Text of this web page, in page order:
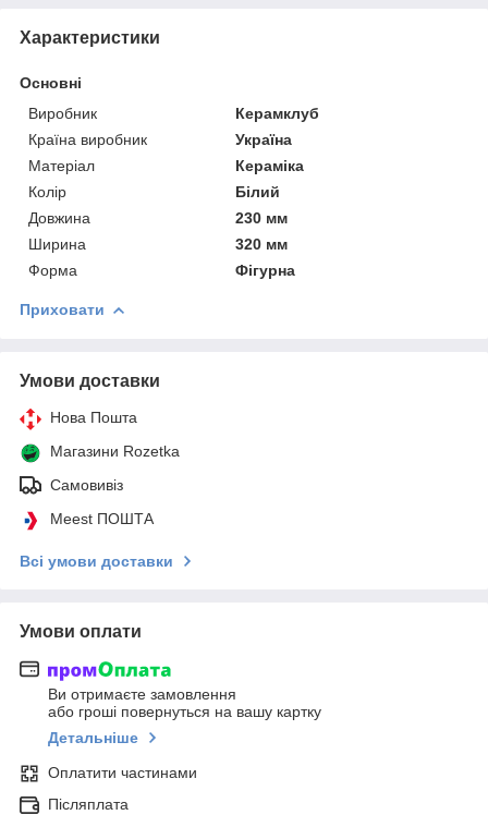
Характеристики
Основні
Виробник
Керамклуб
Країна виробник
Україна
Матеріал
Кераміка
Колір
Білий
Довжина
230 мм
Ширина
320 мм
Форма
Фігурна
Приховати
Умови доставки
Нова Пошта
Магазини Rozetka
Самовивіз
Meest ПОШТА
Всі умови доставки
Умови оплати
Ви отримаєте замовлення
або гроші повернуться на вашу картку
Детальніше
Оплатити частинами
Післяплата